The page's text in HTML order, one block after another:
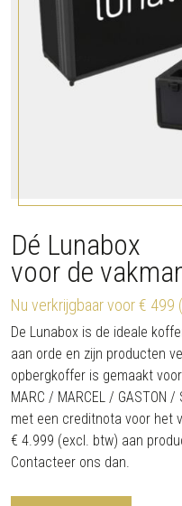
Dé Lunabox
voor de
Nu verkrijgbaar voor € 499
De Lunabox is de ideale
aan orde en zijn producten
opbergkoffer is gemaakt
MARC / MARCEL / GASTON
met een creditnota voor het
€ 4.999 (excl. btw) aan
Contacteer ons dan.